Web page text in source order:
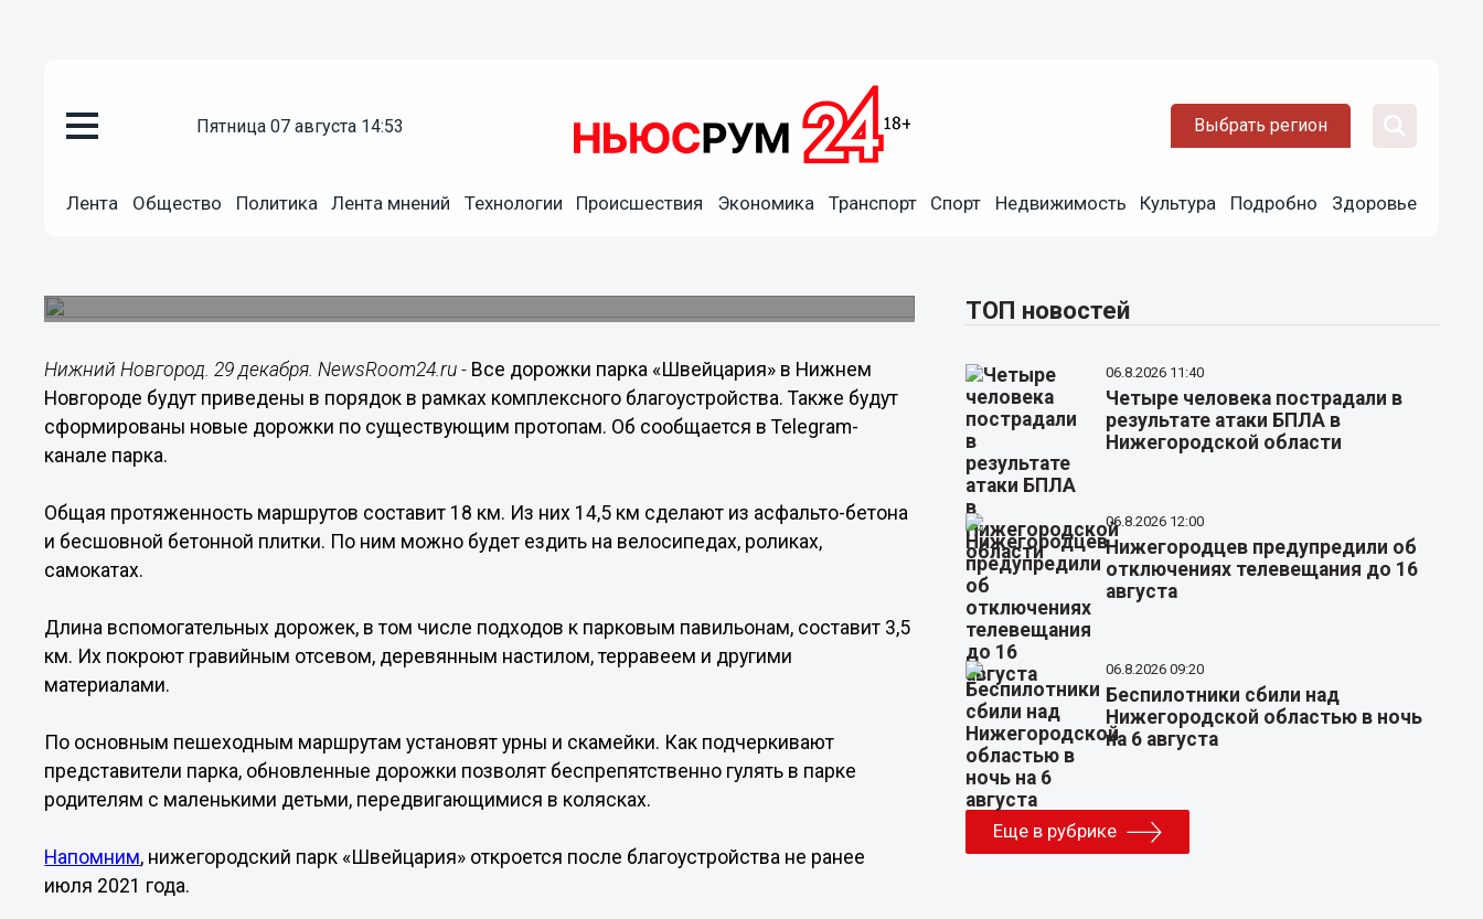
пятница 07 августа 14:53 Выбрать регион
Лента Общество Политика Лента мнений Технологии Происшествия Экономика Транспорт Спорт Недвижимость Культура Подробно Здоровье
Протяженность дорожек в нижегородском парке
Нижний Новгород. 29 декабря. NewsRoom24.ru - Все дорожки парка «Швейцария» в Нижнем
Новгороде будут приведены в порядок в рамках комплексного благоустройства. Также будут
сформированы новые дорожки по существующим протопам. Об сообщается в Telegram-
канале парка.
Общая протяженность маршрутов составит 18 км. Из них 14,5 км сделают из асфальто-бетона
и бесшовной бетонной плитки. По ним можно будет ездить на велосипедах, роликах,
самокатах.
Длина вспомогательных дорожек, в том числе подходов к парковым павильонам, составит 3,5
км. Их покроют гравийным отсевом, деревянным настилом, терравеем и другими
материалами.
По основным пешеходным маршрутам установят урны и скамейки. Как подчеркивают
представители парка, обновленные дорожки позволят беспрепятственно гулять в парке
родителям с маленькими детьми, передвигающимися в колясках.
Напомним, нижегородский парк «Швейцария» откроется после благоустройства не ранее
июля 2021 года.
ТОП новостей
06.8.2026 11:40
Четыре человека пострадали в
результате атаки БПЛА в
Нижегородской области
06.8.2026 12:00
Нижегородцев предупредили об
отключениях телевещания до 16
августа
06.8.2026 09:20
Беспилотники сбили над
Нижегородской областью в ночь
на 6 августа
Еще в рубрике